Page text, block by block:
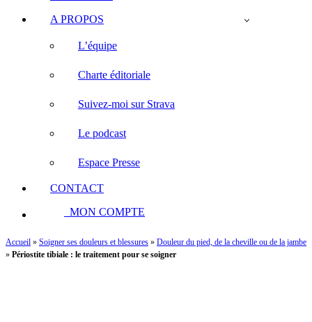
A PROPOS
L’équipe
Charte éditoriale
Suivez-moi sur Strava
Le podcast
Espace Presse
CONTACT
MON COMPTE
Accueil » Soigner ses douleurs et blessures » Douleur du pied, de la cheville ou de la jambe
» Périostite tibiale : le traitement pour se soigner